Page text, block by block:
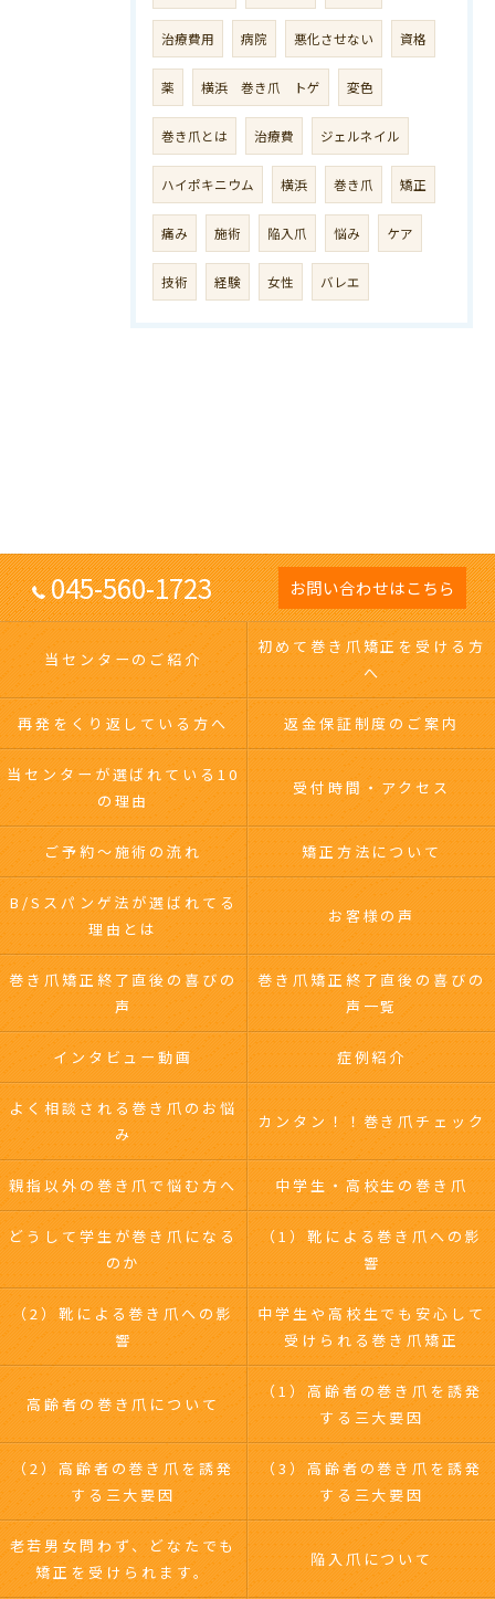
治療費用 病院 悪化させない 資格
薬 横浜 巻き爪 トゲ 変色
巻き爪とは 治療費 ジェルネイル
ハイポキニウム 横浜 巻き爪 矯正
痛み 施術 陥入爪 悩み ケア
技術 経験 女性 バレエ
045-560-1723 お問い合わせはこちら
当センターのご紹介
初めて巻き爪矯正を受ける方
へ
再発をくり返している方へ 返金保証制度のご案内
当センターが選ばれている10
の理由
受付時間・アクセス
ご予約～施術の流れ 矯正方法について
B/Sスパンゲ法が選ばれてる
理由とは
お客様の声
巻き爪矯正終了直後の喜びの
声
巻き爪矯正終了直後の喜びの
声一覧
インタビュー動画 症例紹介
よく相談される巻き爪のお悩
み
カンタン！！巻き爪チェック
親指以外の巻き爪で悩む方へ 中学生・高校生の巻き爪
どうして学生が巻き爪になる
のか
（1）靴による巻き爪への影
響
（2）靴による巻き爪への影
響
中学生や高校生でも安心して
受けられる巻き爪矯正
高齢者の巻き爪について
（1）高齢者の巻き爪を誘発
する三大要因
（2）高齢者の巻き爪を誘発
する三大要因
（3）高齢者の巻き爪を誘発
する三大要因
老若男女問わず、どなたでも
矯正を受けられます。
陥入爪について